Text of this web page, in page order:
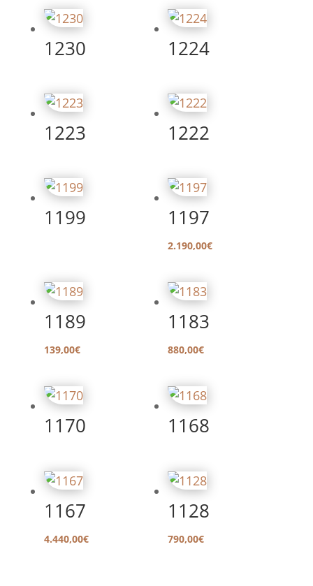
1230 1224
1223 1222
1199 1197
2.190,00€
1189
139,00€
1183
880,00€
1170 1168
1167
4.440,00€
1128
790,00€